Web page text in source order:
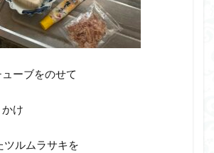
ーブをのせて
け
ツルムラサキを